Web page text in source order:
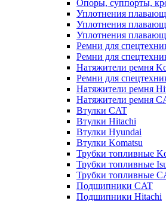
Опоры, суппорты,
Уплотнения
Уплотнения
Уплотнения
Ремни для
Ремни для
Натяжители ремня
Ремни для
Натяжители ремня
Натяжители ремня
Втулки CAT
Втулки Hitachi
Втулки Hyundai
Втулки Komatsu
Трубки топливные
Трубки топливные
Трубки топливные
Подшипники CAT
Подшипники Hitachi